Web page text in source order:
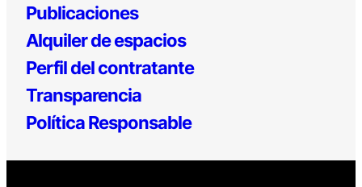
Publicaciones
Alquiler de espacios
Perfil del contratante
Transparencia
Política Responsable